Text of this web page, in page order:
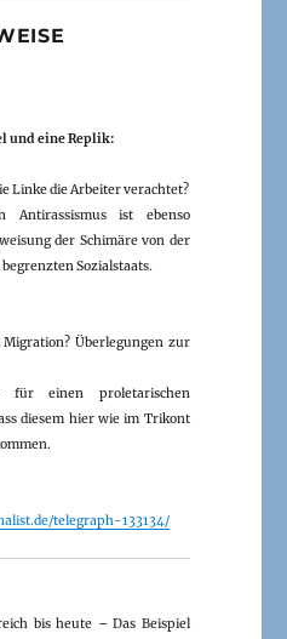
und eine Replik:
Linke die Arbeiter verachtet?
ist ebenso
der Schimäre von der
Sozialstaats.
Überlegungen zur
für einen proletarischen
diesem hier wie im Trikont
telegraph-133134/
bis heute – Das Beispiel